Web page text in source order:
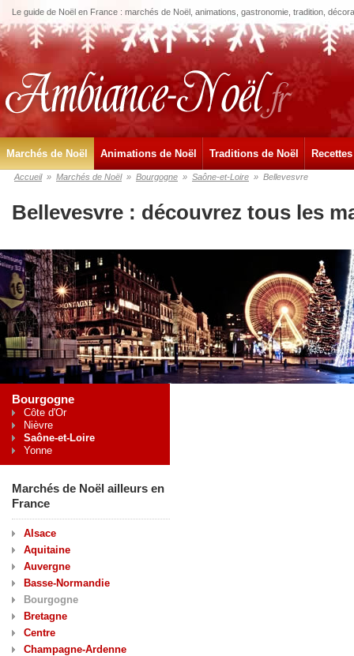
Le guide de Noël en France : marchés de Noël, animations, gastronomie, tradition,
Marchés de Noël Animations de Noël Traditions de Noël
Accueil » Marchés de Noël » Bourgogne » Saône-et-Loire » Bellevesvre
Bellevesvre : découvrez tous les
Bourgogne
Côte d'Or
Nièvre
Saône-et-Loire
Yonne
Marchés de Noël ailleurs en
France
Alsace
Aquitaine
Auvergne
Basse-Normandie
Bourgogne
Bretagne
Centre
Champagne-Ardenne